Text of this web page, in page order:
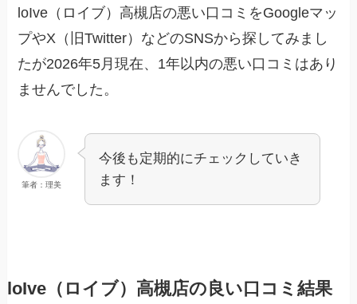
loIve（ロイブ）高槻店の悪い口コミをGoogleマッ
プやX（旧Twitter）などのSNSから探してみまし
たが2026年5月現在、1年以内の悪い口コミはあり
ませんでした。
筆者：理美
今後も定期的にチェックしていき
ます！
loIve（ロイブ）高槻店の良い口コミ結果